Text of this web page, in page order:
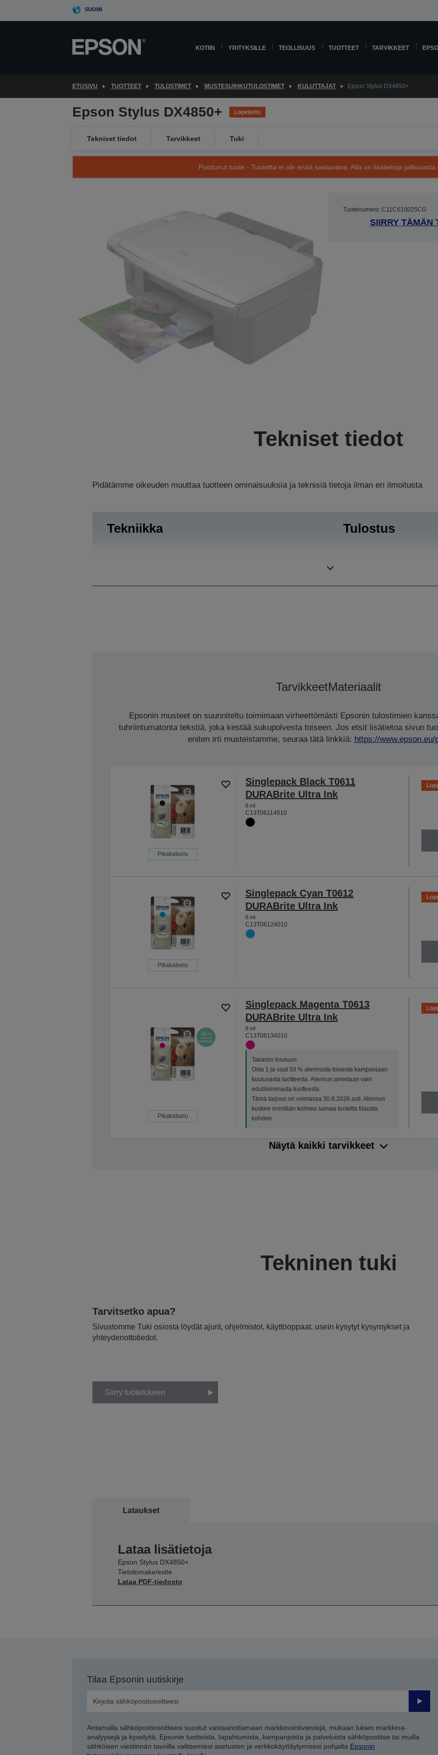
SUOMI
KOTIIN YRITYKSILLE TEOLLISUUS TUOTTEET TARVIKKEET
ETUSIVU TUOTTEET TULOSTIMET MUSTESUIHKUTULOSTIMET KULUTTAJAT Epson Stylus DX4850+
Epson Stylus DX4850+ Lopetettu
Tekniset tiedot Tarvikkeet Tuki
Poistunut tuote - Tuotetta ei ole enää saatavana. Alla on lisätietoja jatkuvasta
Tuotenumero: C11C610025CG
SIIRRY TÄMÄN
Tekniset tiedot
Pidätämme oikeuden muuttaa tuotteen ominaisuuksia ja teknisiä tietoja ilman eri ilmoitusta
Tekniikka Tulostus
TarvikkeetMateriaalit
Epsonin musteet on suunniteltu toimimaan virheettömästi Epsonin tulostimien
tuhriintumatonta tekstiä, joka kestää sukupolvesta toiseen. Jos etsit lisätietoa sivun
eniten irti musteistamme, seuraa tätä linkkiä: https://www.epson.eu/
Pikakatselu
Singlepack Black T0611
DURABrite Ultra Ink
8 ml
C13T06114010
Pikakatselu
Singlepack Cyan T0612
DURABrite Ultra Ink
8 ml
C13T06124010
Pikakatselu
Singlepack Magenta T0613
DURABrite Ultra Ink
8 ml
C13T06134010
Takaisin kouluun
Osta 1 ja saat 50 % alennusta toisesta kampanjaan
kuuluvasta tuotteesta. Alennus annetaan vain
edullisimmasta tuotteesta.
Tämä tarjous on voimassa 30.8.2026 asti. Alennus
koskee enintään kolmea samaa tuotetta tilausta
kohden.
Näytä kaikki tarvikkeet
Tekninen tuki
Tarvitsetko apua?
Sivustomme Tuki osiosta löydät ajurit, ohjelmistot, käyttöoppaat, usein kysytyt kysymykset ja
yhteydenottotiedot.
Siirry tuotetukeen
Lataukset
Lataa lisätietoja
Epson Stylus DX4850+
Tietolomake/esite
Lataa PDF-tiedosto
Tilaa Epsonin uutiskirje
Lähetä
Antamalla sähköpostiosoitteesi suostut vastaanottamaan markkinointiviestejä, mukaan lukien markkina-
analyysejä ja kyselyitä, Epsonin tuotteista, tapahtumista, kampanjoista ja palveluista sähköpostitse tai muilla
sähköisen viestinnän tavoilla valitsemiesi asetusten ja verkkokäyttäytymisesi pohjalta Epsonin